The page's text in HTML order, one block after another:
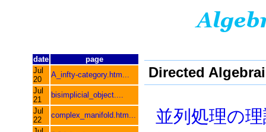
date
page
Jul
20
A_infty-category.htm...
Jul
21
bisimplicial_object....
Jul
22
complex_manifold.htm...
Directed
並列処理の